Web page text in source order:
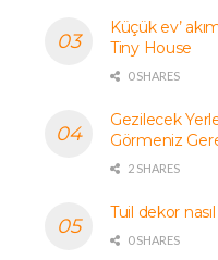
Küçük ev’
Tiny House
0 SHARES
Gezilecek
Görmeniz
2 SHARES
Tuil dekor nasıl
0 SHARES